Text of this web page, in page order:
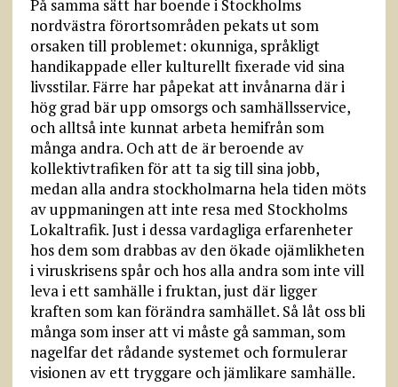
På samma sätt har boende i Stockholms
nordvästra förortsområden pekats ut som
orsaken till problemet: okunniga, språkligt
handikappade eller kulturellt fixerade vid sina
livsstilar. Färre har påpekat att invånarna där i
hög grad bär upp omsorgs och samhällsservice,
och alltså inte kunnat arbeta hemifrån som
många andra. Och att de är beroende av
kollektivtrafiken för att ta sig till sina jobb,
medan alla andra stockholmarna hela tiden möts
av uppmaningen att inte resa med Stockholms
Lokaltrafik. Just i dessa vardagliga erfarenheter
hos dem som drabbas av den ökade ojämlikheten
i viruskrisens spår och hos alla andra som inte vill
leva i ett samhälle i fruktan, just där ligger
kraften som kan förändra samhället. Så låt oss bli
många som inser att vi måste gå samman, som
nagelfar det rådande systemet och formulerar
visionen av ett tryggare och jämlikare samhälle.